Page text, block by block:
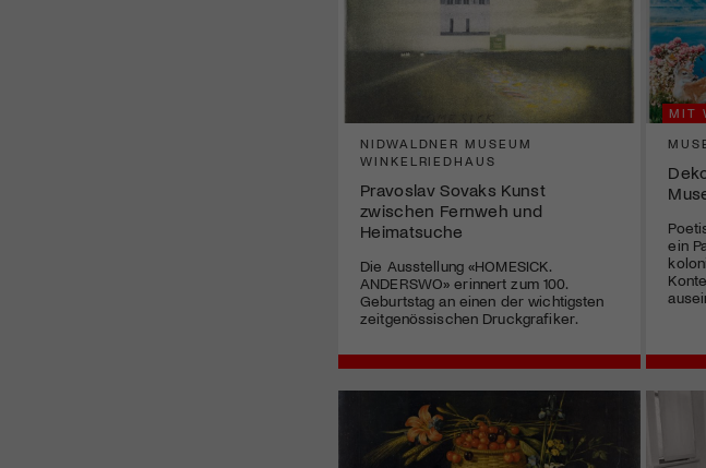
NIDWALDNER MUSEUM
WINKELRIEDHAUS
Pravoslav Sovaks Kunst
zwischen Fernweh und
Heimatsuche
Die Ausstellung «HOMESICK.
ANDERSWO» erinnert zum 100.
Geburtstag an einen der wichtigsten
zeitgenössischen Druckgrafiker.
MIT
ein